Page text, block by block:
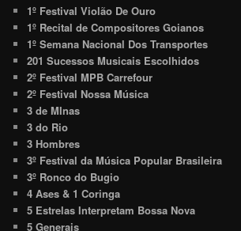
1º Festival Violão De Ouro
1º Recital de Compositores Goianos
1º Semana Nacional Dos Transportes
201 Sucessos Musicais Escolhidos
2º Festival MPB Carrefour
2º Festival Nossa Música
3 de MInas
3 do Rio
3 Hombres
3º Festival da Música Popular Brasileira
3º Ronco do Bugio
4 Ases & 1 Coringa
5 Estrelas Interpretam Bossa Nova
5 Generais